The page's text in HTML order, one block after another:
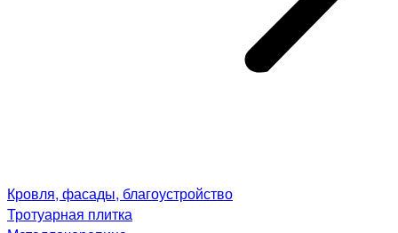
Кровля, фасады, благоустройство
Тротуарная плитка